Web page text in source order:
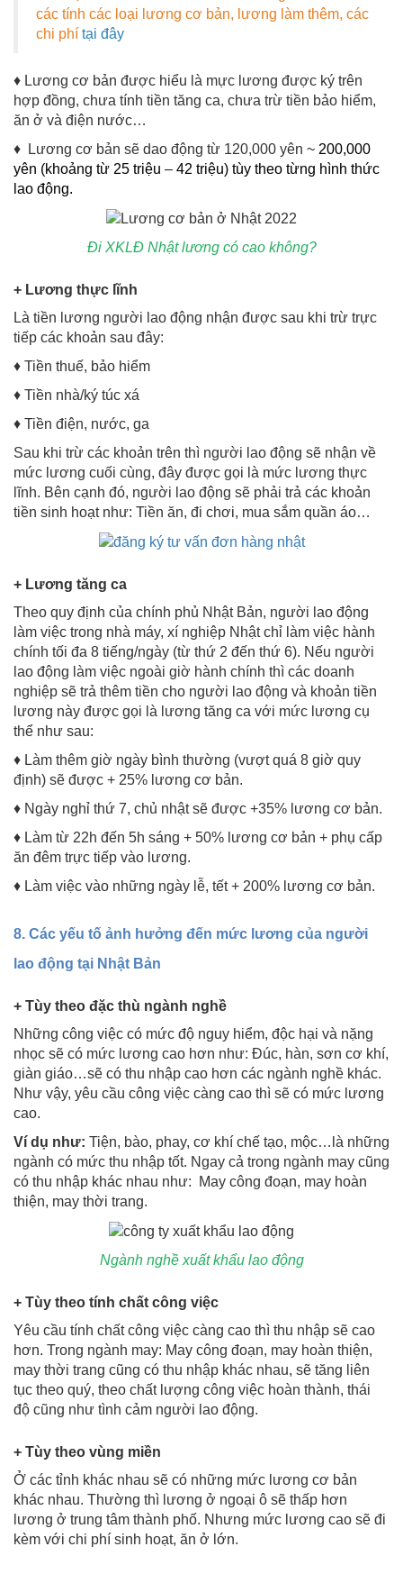
các tính các loại lương cơ bản, lương làm thêm, các
chi phí tại đây
♦ Lương cơ bản được hiểu là mực lương được ký trên
hợp đồng, chưa tính tiền tăng ca, chưa trừ tiền bảo hiểm,
ăn ở và điện nước…
♦ Lương cơ bản sẽ dao động từ 120,000 yên ~ 200,000
yên (khoảng từ 25 triệu – 42 triệu) tùy theo từng hình thức
lao động.
Đi XKLĐ Nhật lương có cao không?
+ Lương thực lĩnh
Là tiền lương người lao động nhận được sau khi trừ trực
tiếp các khoản sau đây:
♦ Tiền thuế, bảo hiểm
♦ Tiền nhà/ký túc xá
♦ Tiền điện, nước, ga
Sau khi trừ các khoản trên thì người lao động sẽ nhận về
mức lương cuối cùng, đây được gọi là mức lương thực
lĩnh. Bên cạnh đó, người lao động sẽ phải trả các khoản
tiền sinh hoạt như: Tiền ăn, đi chơi, mua sắm quần áo…
+ Lương tăng ca
Theo quy định của chính phủ Nhật Bản, người lao động
làm việc trong nhà máy, xí nghiệp Nhật chỉ làm việc hành
chính tối đa 8 tiếng/ngày (từ thứ 2 đến thứ 6). Nếu người
lao động làm việc ngoài giờ hành chính thì các doanh
nghiệp sẽ trả thêm tiền cho người lao động và khoản tiền
lương này được gọi là lương tăng ca với mức lương cụ
thể như sau:
♦ Làm thêm giờ ngày bình thường (vượt quá 8 giờ quy
định) sẽ được + 25% lương cơ bản.
♦ Ngày nghỉ thứ 7, chủ nhật sẽ được +35% lương cơ bản.
♦ Làm từ 22h đến 5h sáng + 50% lương cơ bản + phụ cấp
ăn đêm trực tiếp vào lương.
♦ Làm việc vào những ngày lễ, tết + 200% lương cơ bản.
8. Các yếu tố ảnh hưởng đến mức lương của người
lao động tại Nhật Bản
+ Tùy theo đặc thù ngành nghề
Những công việc có mức độ nguy hiểm, độc hại và nặng
nhọc sẽ có mức lương cao hơn như: Đúc, hàn, sơn cơ khí,
giàn giáo…sẽ có thu nhập cao hơn các ngành nghề khác.
Như vậy, yêu cầu công việc càng cao thì sẽ có mức lương
cao.
Ví dụ như: Tiện, bào, phay, cơ khí chế tạo, mộc…là những
ngành có mức thu nhập tốt. Ngay cả trong ngành may cũng
có thu nhập khác nhau như: May công đoạn, may hoàn
thiện, may thời trang.
Ngành nghề xuất khẩu lao động
+ Tùy theo tính chất công việc
Yêu cầu tính chất công việc càng cao thì thu nhập sẽ cao
hơn. Trong ngành may: May công đoạn, may hoàn thiện,
may thời trang cũng có thu nhập khác nhau, sẽ tăng liên
tục theo quý, theo chất lượng công việc hoàn thành, thái
độ cũng như tình cảm người lao động.
+ Tùy theo vùng miền
Ở các tỉnh khác nhau sẽ có những mức lương cơ bản
khác nhau. Thường thì lương ở ngoại ô sẽ thấp hơn
lương ở trung tâm thành phố. Nhưng mức lương cao sẽ đi
kèm với chi phí sinh hoạt, ăn ở lớn.